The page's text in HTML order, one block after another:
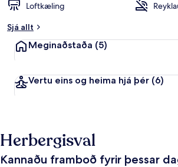
Loftkæling
Sjá allt
Meginaðstaða (5)
Vertu eins og heima hjá þér (6)
Herbergisval
Kannaðu framboð fyrir þessar